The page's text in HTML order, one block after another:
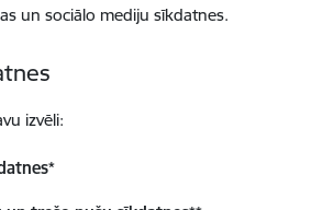
un sociālo mediju sīkdatnes.
izvēli:
*